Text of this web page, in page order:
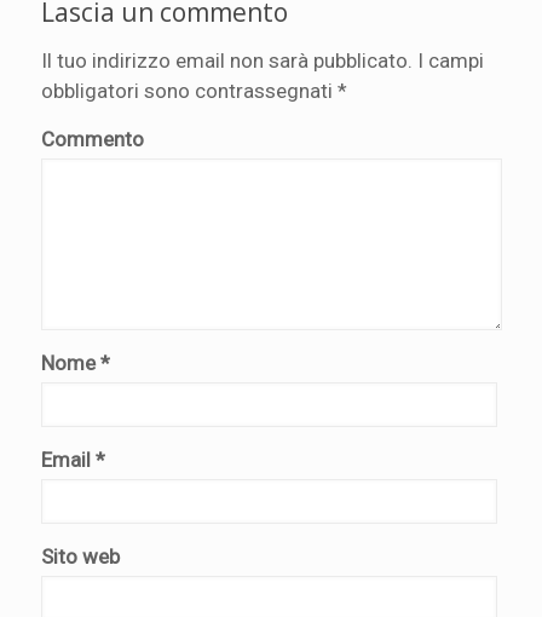
Lascia un commento
Il tuo indirizzo email non sarà pubblicato. I campi
obbligatori sono contrassegnati *
Commento
Nome*
Email *
Sito web